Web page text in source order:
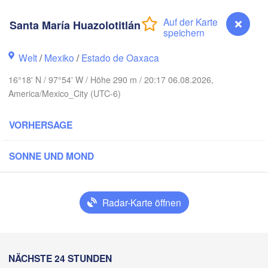
Santa María Huazolotitlán
Welt/Mexiko /Estado de Oaxaca
16°18' N / 97°54' W / Höhe 290 m / 20:17 06.08.2026,
America/Mexico_City (UTC-6)
VORHERSAGE
SONNE UND MOND
Radar-Karte öffnen
NÄCHSTE 24 STUNDEN
León
San Luis Potosí Tampico
Tehuacán
Santa María Huazolotitlán